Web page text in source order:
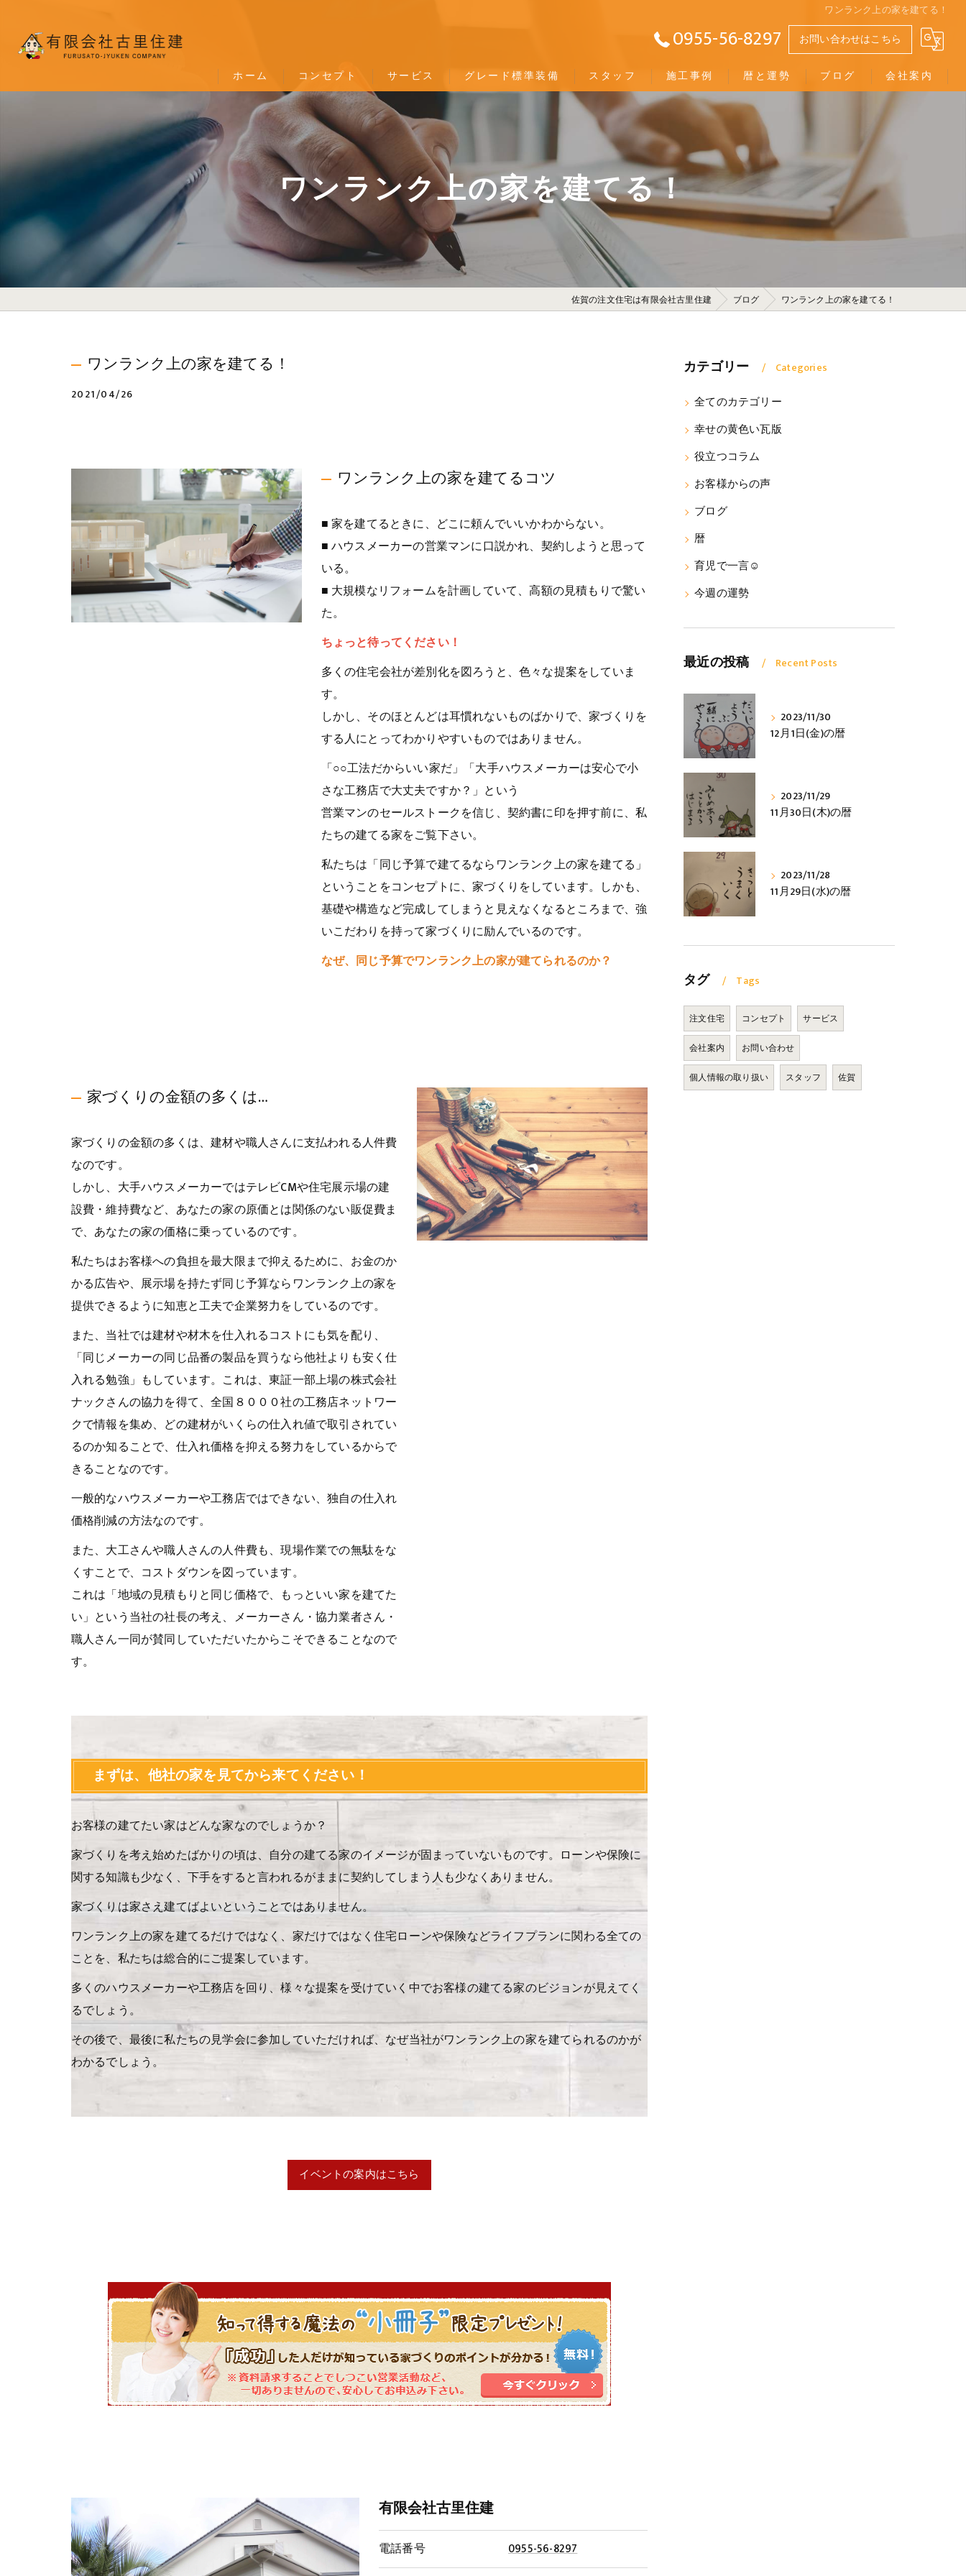
ワンランク上の家を建てる！
0955-56-8297 お問い合わせはこちら
ホーム コンセプト サービス
匠の技
ソフィホーム
グレード標準装備
LIXIL
YKK
パナソニック
スタッフ 施工事例 暦と運勢 ブログ
役立つコラム
お客様の声
幸せの黄色い瓦版
会社案内
ワンランク上の家を建てる！
佐賀の注文住宅は有限会社古里住建 ブログ ワンランク上の家を建てる！
ワンランク上の家を建てる！
2021/04/26
ワンランク上の家を建てるコツ
■ 家を建てるときに、どこに頼んでいいかわからない。
■ ハウスメーカーの営業マンに口説かれ、契約しようと思って
いる。
■ 大規模なリフォームを計画していて、高額の見積もりで驚い
た。
ちょっと待ってください！
多くの住宅会社が差別化を図ろうと、色々な提案をしていま
す。
しかし、そのほとんどは耳慣れないものばかりで、家づくりを
する人にとってわかりやすいものではありません。
「○○工法だからいい家だ」「大手ハウスメーカーは安心で小
さな工務店で大丈夫ですか？」という
営業マンのセールストークを信じ、契約書に印を押す前に、私
たちの建てる家をご覧下さい。
私たちは「同じ予算で建てるならワンランク上の家を建てる」
ということをコンセプトに、家づくりをしています。しかも、
基礎や構造など完成してしまうと見えなくなるところまで、強
いこだわりを持って家づくりに励んでいるのです。
なぜ、同じ予算でワンランク上の家が建てられるのか？
家づくりの金額の多くは…
家づくりの金額の多くは、建材や職人さんに支払われる人件費
なのです。
しかし、大手ハウスメーカーではテレビCMや住宅展示場の建
設費・維持費など、あなたの家の原価とは関係のない販促費ま
で、あなたの家の価格に乗っているのです。
私たちはお客様への負担を最大限まで抑えるために、お金のか
かる広告や、展示場を持たず同じ予算ならワンランク上の家を
提供できるように知恵と工夫で企業努力をしているのです。
また、当社では建材や材木を仕入れるコストにも気を配り、
「同じメーカーの同じ品番の製品を買うなら他社よりも安く仕
入れる勉強」もしています。これは、東証一部上場の株式会社
ナックさんの協力を得て、全国８０００社の工務店ネットワー
クで情報を集め、どの建材がいくらの仕入れ値で取引されてい
るのか知ることで、仕入れ価格を抑える努力をしているからで
きることなのです。
一般的なハウスメーカーや工務店ではできない、独自の仕入れ
価格削減の方法なのです。
また、大工さんや職人さんの人件費も、現場作業での無駄をな
くすことで、コストダウンを図っています。
これは「地域の見積もりと同じ価格で、もっといい家を建てた
い」という当社の社長の考え、メーカーさん・協力業者さん・
職人さん一同が賛同していただいたからこそできることなので
す。
まずは、他社の家を見てから来てください！
お客様の建てたい家はどんな家なのでしょうか？
家づくりを考え始めたばかりの頃は、自分の建てる家のイメージが固まっていないものです。ローンや保険に
関する知識も少なく、下手をすると言われるがままに契約してしまう人も少なくありません。
家づくりは家さえ建てばよいということではありません。
ワンランク上の家を建てるだけではなく、家だけではなく住宅ローンや保険などライフプランに関わる全ての
ことを、私たちは総合的にご提案しています。
多くのハウスメーカーや工務店を回り、様々な提案を受けていく中でお客様の建てる家のビジョンが見えてく
るでしょう。
その後で、最後に私たちの見学会に参加していただければ、なぜ当社がワンランク上の家を建てられるのかが
わかるでしょう。
イベントの案内はこちら
有限会社古里住建
電話番号 0955-56-8297
カテゴリー Categories
全てのカテゴリー
幸せの黄色い瓦版
役立つコラム
お客様からの声
ブログ
暦
育児で一言☺
今週の運勢
最近の投稿 Recent Posts
2023/11/30
12月1日(金)の暦
2023/11/29
11月30日(木)の暦
2023/11/28
11月29日(水)の暦
タグ Tags
注文住宅 コンセプト サービス
会社案内 お問い合わせ
個人情報の取り扱い スタッフ 佐賀